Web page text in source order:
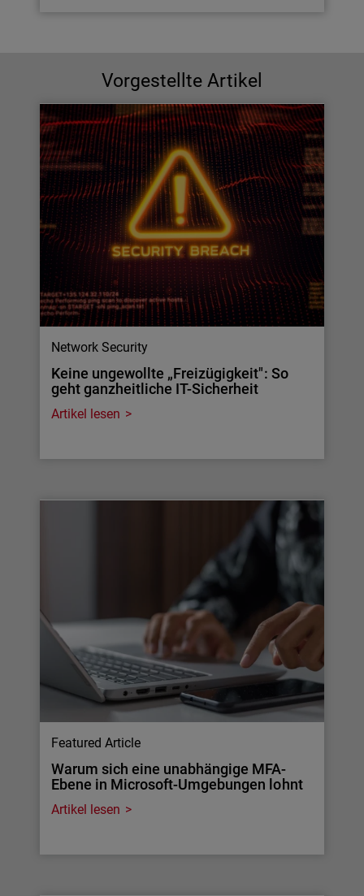
Vorgestellte Artikel
Network Security
Keine ungewollte „Freizügigkeit": So
geht ganzheitliche IT-Sicherheit
Artikel lesen
Featured Article
Warum sich eine unabhängige MFA-
Ebene in Microsoft-Umgebungen lohnt
Artikel lesen